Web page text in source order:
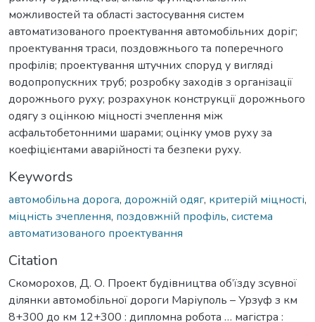
можливостей та області застосування систем
автоматизованого проектування автомобільних доріг;
проектування траси, поздовжнього та поперечного
профілів; проектування штучних споруд у вигляді
водопропускних труб; розробку заходів з організації
дорожнього руху; розрахунок конструкції дорожнього
одягу з оцінкою міцності зчеплення між
асфальтобетонними шарами; оцінку умов руху за
коефіцієнтами аварійності та безпеки руху.
Keywords
автомобільна дорога, дорожній одяг, критерій міцності,
міцність зчеплення, поздовжній профіль, система
автоматизованого проектування
Citation
Скоморохов, Д. О. Проект будівництва об’їзду зсувної
ділянки автомобільної дороги Маріуполь – Урзуф з км
8+300 до км 12+300 : дипломна робота … магістра :